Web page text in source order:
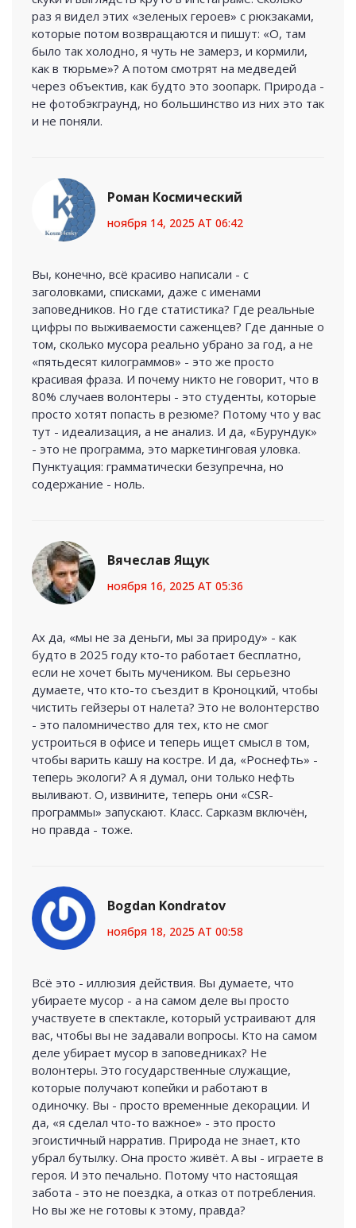
раз я видел этих «зеленых героев» с рюкзаками,
которые потом возвращаются и пишут: «О, там
было так холодно, я чуть не замерз, и кормили,
как в тюрьме»? А потом смотрят на медведей
через объектив, как будто это зоопарк. Природа -
не фотобэкграунд, но большинство из них это так
и не поняли.
Роман Космический
ноября 14, 2025 AT 06:42
Вы, конечно, всё красиво написали - с
заголовками, списками, даже с именами
заповедников. Но где статистика? Где реальные
цифры по выживаемости саженцев? Где данные о
том, сколько мусора реально убрано за год, а не
«пятьдесят килограммов» - это же просто
красивая фраза. И почему никто не говорит, что в
80% случаев волонтеры - это студенты, которые
просто хотят попасть в резюме? Потому что у вас
тут - идеализация, а не анализ. И да, «Бурундук»
- это не программа, это маркетинговая уловка.
Пунктуация: грамматически безупречна, но
содержание - ноль.
Вячеслав Ящук
ноября 16, 2025 AT 05:36
Ах да, «мы не за деньги, мы за природу» - как
будто в 2025 году кто-то работает бесплатно,
если не хочет быть мучеником. Вы серьезно
думаете, что кто-то съездит в Кроноцкий, чтобы
чистить гейзеры от налета? Это не волонтерство
- это паломничество для тех, кто не смог
устроиться в офисе и теперь ищет смысл в том,
чтобы варить кашу на костре. И да, «Роснефть» -
теперь экологи? А я думал, они только нефть
выливают. О, извините, теперь они «CSR-
программы» запускают. Класс. Сарказм включён,
но правда - тоже.
Bogdan Kondratov
ноября 18, 2025 AT 00:58
Всё это - иллюзия действия. Вы думаете, что
убираете мусор - а на самом деле вы просто
участвуете в спектакле, который устраивают для
вас, чтобы вы не задавали вопросы. Кто на самом
деле убирает мусор в заповедниках? Не
волонтеры. Это государственные служащие,
которые получают копейки и работают в
одиночку. Вы - просто временные декорации. И
да, «я сделал что-то важное» - это просто
эгоистичный нарратив. Природа не знает, кто
убрал бутылку. Она просто живёт. А вы - играете в
героя. И это печально. Потому что настоящая
забота - это не поездка, а отказ от потребления.
Но вы же не готовы к этому, правда?